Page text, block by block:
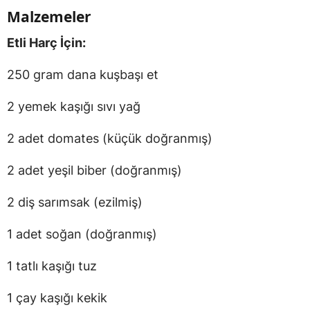
Malzemeler
Etli Harç İçin:
250 gram dana kuşbaşı et
2 yemek kaşığı sıvı yağ
2 adet domates (küçük doğranmış)
2 adet yeşil biber (doğranmış)
2 diş sarımsak (ezilmiş)
1 adet soğan (doğranmış)
1 tatlı kaşığı tuz
1 çay kaşığı kekik